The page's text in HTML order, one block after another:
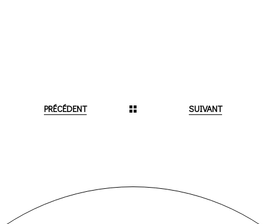
PRÉCÉDENT SUIVANT